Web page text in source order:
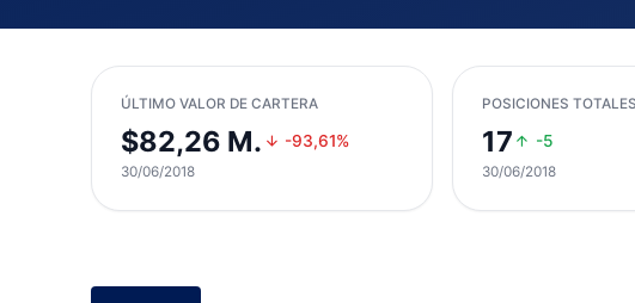
ÚLTIMO VALOR DE CARTERA
$82,26 M. -93,61%
30/06/2018
POSICIONES TOTALES
17 -5
30/06/2018